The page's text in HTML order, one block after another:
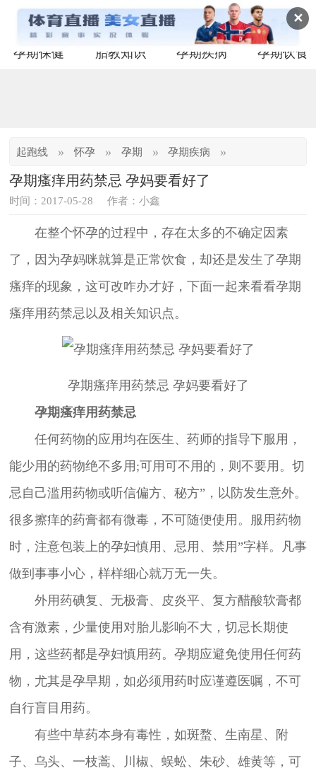
✕
孕期保健 胎教知识 孕期疾病 孕期饮食
起跑线 » 怀孕 » 孕期 » 孕期疾病 »
孕期瘙痒用药禁忌 孕妈要看好了
时间：2017-05-28 作者：小鑫
在整个怀孕的过程中，存在太多的不确定因素
了，因为孕妈咪就算是正常饮食，却还是发生了孕期
瘙痒的现象，这可改咋办才好，下面一起来看看孕期
瘙痒用药禁忌以及相关知识点。
孕期瘙痒用药禁忌 孕妈要看好了
孕期瘙痒用药禁忌
任何药物的应用均在医生、药师的指导下服用，
能少用的药物绝不多用;可用可不用的，则不要用。切
忌自己滥用药物或听信偏方、秘方”，以防发生意外。
很多擦痒的药膏都有微毒，不可随便使用。服用药物
时，注意包装上的孕妇慎用、忌用、禁用”字样。凡事
做到事事小心，样样细心就万无一失。
外用药碘复、无极膏、皮炎平、复方醋酸软膏都
含有激素，少量使用对胎儿影响不大，切忌长期使
用，这些药都是孕妇慎用药。孕期应避免使用任何药
物，尤其是孕早期，如必须用药时应谨遵医嘱，不可
自行盲目用药。
有些中草药本身有毒性，如斑蝥、生南星、附
子、乌头、一枝蒿、川椒、蜈蚣、朱砂、雄黄等，可